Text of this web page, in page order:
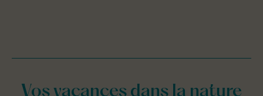
Vos vacances dans la nature